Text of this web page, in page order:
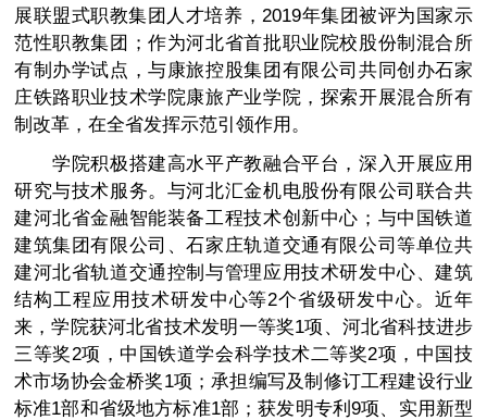
展联盟式职教集团人才培养，2019年集团被评为国家示
范性职教集团；作为河北省首批职业院校股份制混合所
有制办学试点，与康旅控股集团有限公司共同创办石家
庄铁路职业技术学院康旅产业学院，探索开展混合所有
制改革，在全省发挥示范引领作用。
学院积极搭建高水平产教融合平台，深入开展应用
研究与技术服务。与河北汇金机电股份有限公司联合共
建河北省金融智能装备工程技术创新中心；与中国铁道
建筑集团有限公司、石家庄轨道交通有限公司等单位共
建河北省轨道交通控制与管理应用技术研发中心、建筑
结构工程应用技术研发中心等2个省级研发中心。近年
来，学院获河北省技术发明一等奖1项、河北省科技进步
三等奖2项，中国铁道学会科学技术二等奖2项，中国技
术市场协会金桥奖1项；承担编写及制修订工程建设行业
标准1部和省级地方标准1部；获发明专利9项、实用新型